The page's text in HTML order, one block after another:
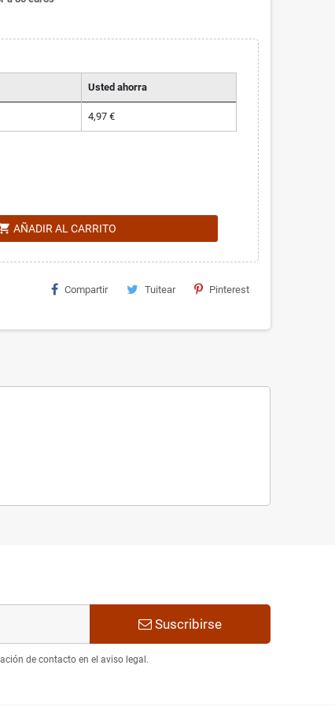
Usted ahorra
4,97 €
AÑADIR AL CARRITO
Compartir Tuitear Pinterest
Suscribirse
de contacto en el aviso legal.